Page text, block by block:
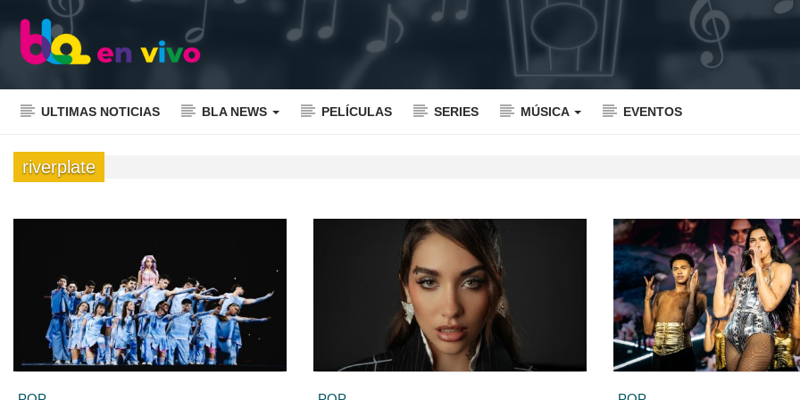
ULTIMAS NOTICIAS BLA NEWS PELÍCULAS SERIES MÚSICA EVENTOS
riverplate